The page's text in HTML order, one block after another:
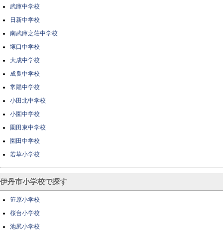
武庫中学校
日新中学校
南武庫之荘中学校
塚口中学校
大成中学校
成良中学校
常陽中学校
小田北中学校
小園中学校
園田東中学校
園田中学校
若草小学校
伊丹市小学校で探す
笹原小学校
桜台小学校
池尻小学校